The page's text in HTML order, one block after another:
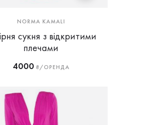
NORMA KAMALI
сукня з відкритими
плечами
4000₴/ОРЕНДА